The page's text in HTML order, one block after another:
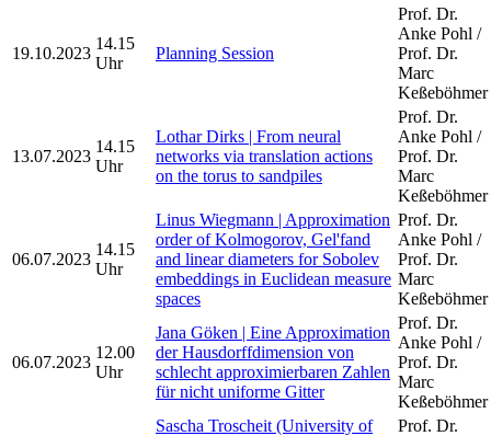
19.10.2023
14.15
Uhr
Planning Session
Prof. Dr.
Anke Pohl /
Prof. Dr.
Marc
Keßeböhmer
13.07.2023
14.15
Uhr
Lothar Dirks | From neural
networks via translation actions
on the torus to sandpiles
Prof. Dr.
Anke Pohl /
Prof. Dr.
Marc
Keßeböhmer
06.07.2023
14.15
Uhr
Linus Wiegmann | Approximation
order of Kolmogorov, Gel'fand
and linear diameters for Sobolev
embeddings in Euclidean measure
spaces
Prof. Dr.
Anke Pohl /
Prof. Dr.
Marc
Keßeböhmer
06.07.2023
12.00
Uhr
Jana Göken | Eine Approximation
der Hausdorffdimension von
schlecht approximierbaren Zahlen
für nicht uniforme Gitter
Prof. Dr.
Anke Pohl /
Prof. Dr.
Marc
Keßeböhmer
Sascha Troscheit (University of
Prof. Dr.